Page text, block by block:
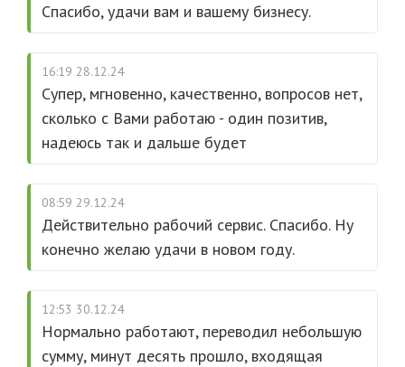
Спасибо, удачи вам и вашему бизнесу.
16:19 28.12.24
Супер, мгновенно, качественно, вопросов нет,
сколько с Вами работаю - один позитив,
надеюсь так и дальше будет
08:59 29.12.24
Действительно рабочий сервис. Спасибо. Ну
конечно желаю удачи в новом году.
12:53 30.12.24
Нормально работают, переводил небольшую
сумму, минут десять прошло, входящая